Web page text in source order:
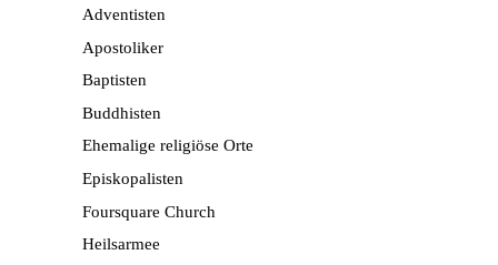
Adventisten
Apostoliker
Baptisten
Buddhisten
Ehemalige religiöse Orte
Episkopalisten
Foursquare Church
Heilsarmee